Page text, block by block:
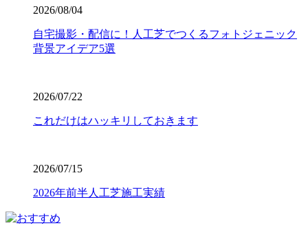
が安全に、そしてアクティブに過ごせる空間を、確かな品
で、幅広い対応が可能です。まずは無料見積もりで、プロ
仕様の品質をご検討ください。
業者の選定で最も重要なのは、実は製品以上に「施工技
術」です。どんなに高級な人工芝を使っても、下地の処理
が甘かったり継ぎ目の接合が未熟だったりすると、数年で
フが責任を持って基礎から敷き込みまで一貫して行いま
す。細部までピシっと揃った、見ていて気持ちが良いほど
のフラットな仕上がりは、多くのお客様から高い評価をい
ただいております。プロの職人魂が宿る仕上がりをご提案
2026/08/04
自宅撮影・配信に！人工芝でつくるフォトジェニック
背景アイデア5選
2026/07/22
これだけはハッキリしておきます
2026/07/15
2026年前半人工芝施工実績